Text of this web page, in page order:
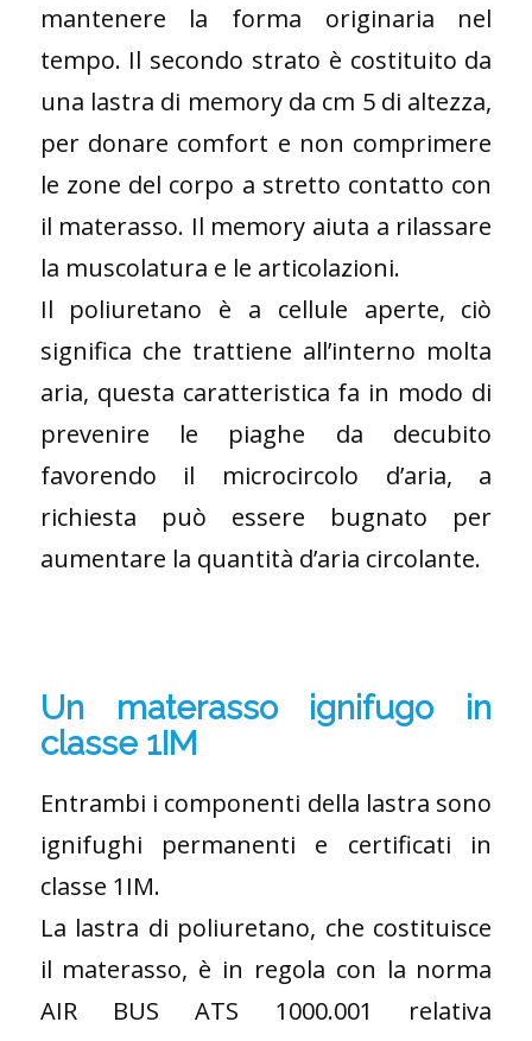
mantenere la forma originaria nel
tempo. Il secondo strato è costituito da
una lastra di memory da cm 5 di altezza,
per donare comfort e non comprimere
le zone del corpo a stretto contatto con
il materasso. Il memory aiuta a rilassare
la muscolatura e le articolazioni.
Il poliuretano è a cellule aperte, ciò
significa che trattiene all’interno molta
aria, questa caratteristica fa in modo di
prevenire le piaghe da decubito
favorendo il microcircolo d’aria, a
richiesta può essere bugnato per
aumentare la quantità d’aria circolante.
Un materasso ignifugo in
classe 1IM
Entrambi i componenti della lastra sono
ignifughi permanenti e certificati in
classe 1IM.
La lastra di poliuretano, che costituisce
il materasso, è in regola con la norma
AIR BUS ATS 1000.001 relativa